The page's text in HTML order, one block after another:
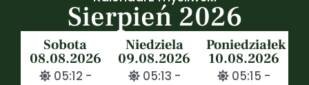
Sierpień 2026
Sobota
08.08.2026
05:12 -
Niedziela
09.08.2026
05:13 -
Poniedziałek
10.08.2026
05:15 -